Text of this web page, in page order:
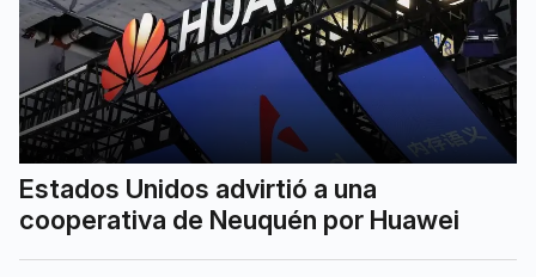
Estados Unidos advirtió a una
cooperativa de Neuquén por Huawei